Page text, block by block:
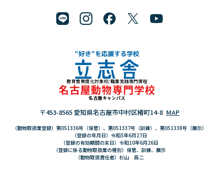
"好き"を応援する学校 立志舎
教育費無償化対象校/職業実践専門課程
名古屋動物専門学校
名古屋キャンパス
〒453-8565 愛知県名古屋市中村区椿町14-8 MAP
（動物取扱業登録）第051336号（保管）、第051337号（訓練）、第051338号（展示）
（登録の年月日）令和5年6月27日
（登録の有効期間の末日）令和10年6月26日
（登録に係る動物取扱業の種別）保管、訓練、展示
（動物取扱責任者）杉山 昌二